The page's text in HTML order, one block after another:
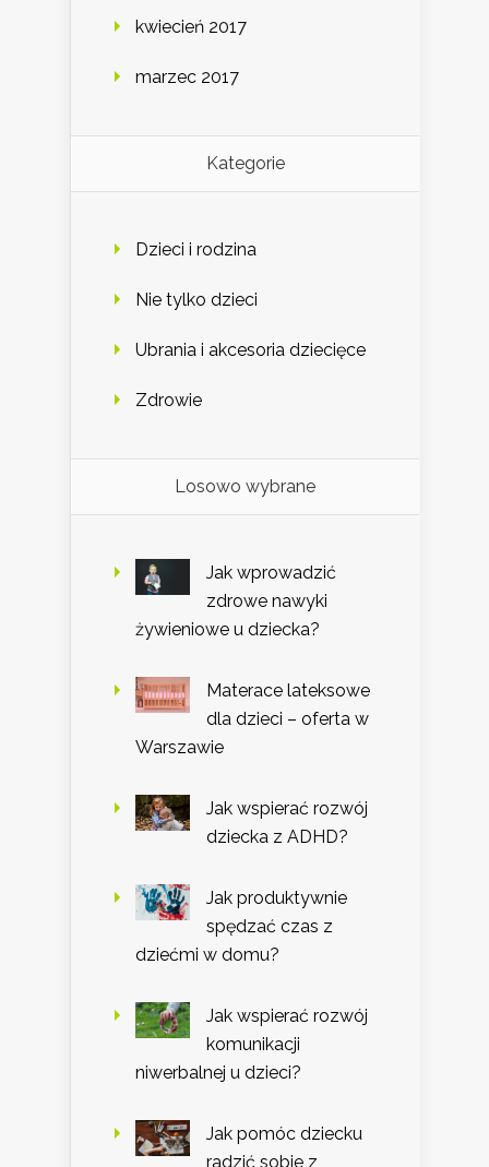
kwiecień 2017
marzec 2017
Kategorie
Dzieci i rodzina
Nie tylko dzieci
Ubrania i akcesoria dziecięce
Zdrowie
Losowo wybrane
Jak wprowadzić
zdrowe nawyki
żywieniowe u dziecka?
Materace lateksowe
dla dzieci – oferta w
Warszawie
Jak wspierać rozwój
dziecka z ADHD?
Jak produktywnie
spędzać czas z
dziećmi w domu?
Jak wspierać rozwój
komunikacji
niwerbalnej u dzieci?
Jak pomóc dziecku
radzić sobie z